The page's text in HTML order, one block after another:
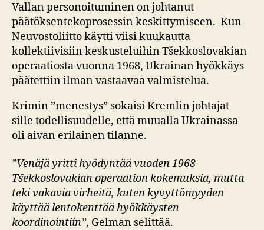
Vallan personoituminen on johtanut
päätöksentekoprosessin keskittymiseen. Kun
Neuvostoliitto käytti viisi kuukautta
kollektiivisiin keskusteluihin Tšekkoslovakian
operaatiosta vuonna 1968, Ukrainan hyökkäys
päätettiin ilman vastaavaa valmistelua.
Krimin ”menestys” sokaisi Kremlin johtajat
sille todellisuudelle, että muualla Ukrainassa
oli aivan erilainen tilanne.
”Venäjä yritti hyödyntää vuoden 1968
Tšekkoslovakian operaation kokemuksia, mutta
teki vakavia virheitä, kuten kyvyttömyyden
käyttää lentokenttää hyökkäysten
koordinointiin”, Gelman selittää.